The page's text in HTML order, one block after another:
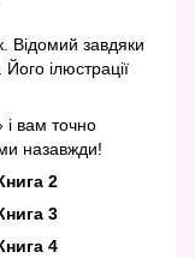
Відомий завдяки
ілюстрації
і вам точно
назавжди!
2
3
4